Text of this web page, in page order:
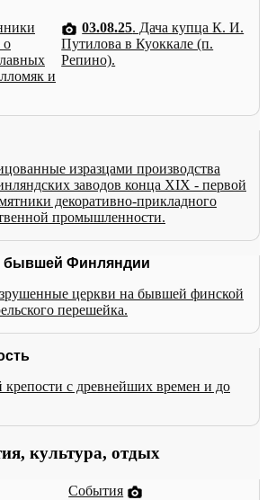
о
и
03.08.25. Дача купца К. И.
Путилова в Куоккале (п.
Репино).
изразцами производства
заводов конца XIX - первой
декоративно-прикладного
промышленности.
бывшей Финляндии
церкви на бывшей финской
перешейка.
с древнейших времен и до
культура, отдых
События